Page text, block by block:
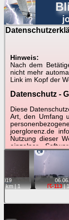
Hinweis:
Nach dem
nicht mehr
Link im Kopf der
Datenschutz -
Diese
Art, den Umfang
joerglorenz.de
Nutzung dieser
einzelner
Funktionen
gespeichert
sind. Hier ist es
Funktionen
auf die
gesondert
Generell gilt:
dem Daten
Gewitter über
stärkste Blitze
Tipp:Auf der
Sie auf ihre
weit die
im Video
kachelmannwetter
2019
km |1
📷
06.06.
☈-113|